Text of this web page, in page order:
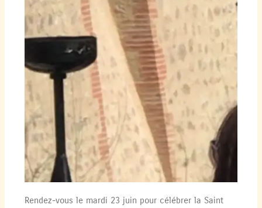
Rendez-vous le mardi 23 juin pour célébrer la Saint